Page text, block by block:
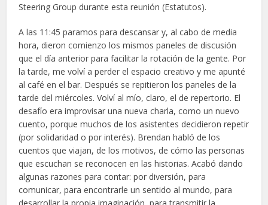
Steering Group durante esta reunión (Estatutos).
A las 11:45 paramos para descansar y, al cabo de media
hora, dieron comienzo los mismos paneles de discusión
que el día anterior para facilitar la rotación de la gente. Por
la tarde, me volví a perder el espacio creativo y me apunté
al café en el bar. Después se repitieron los paneles de la
tarde del miércoles. Volví al mío, claro, el de repertorio. El
desafío era improvisar una nueva charla, como un nuevo
cuento, porque muchos de los asistentes decidieron repetir
(por solidaridad o por interés). Brendan habló de los
cuentos que viajan, de los motivos, de cómo las personas
que escuchan se reconocen en las historias. Acabó dando
algunas razones para contar: por diversión, para
comunicar, para encontrarle un sentido al mundo, para